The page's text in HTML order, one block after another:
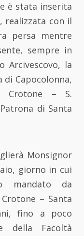
è stata inserita
realizzata con il
persa mentre
sempre in
Arcivescovo, la
di Capocolonna,
Crotone – S.
di Santa
Monsignor
giorno in cui
da
– Santa
fino a poco
Facoltà